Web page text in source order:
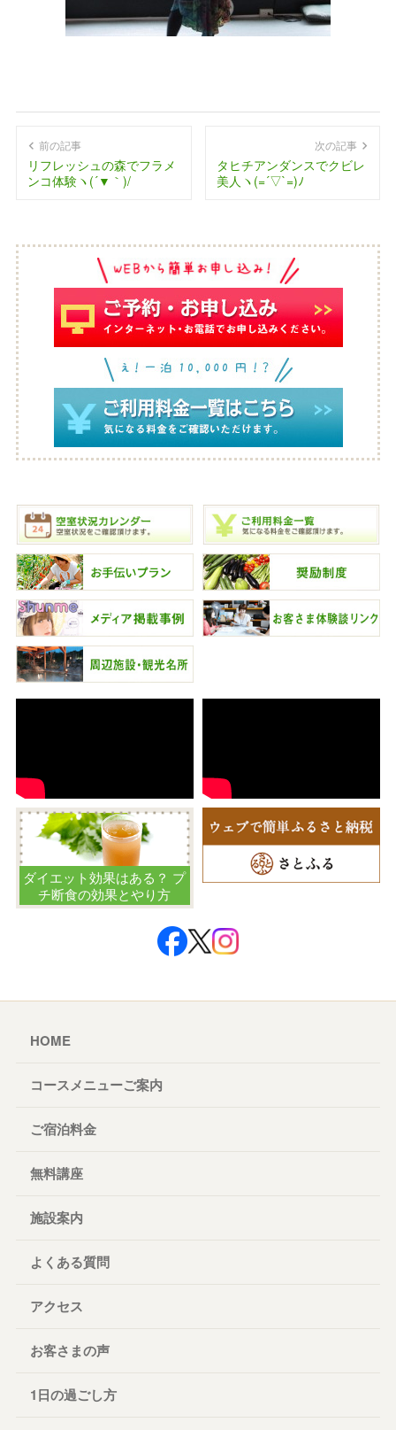
前の記事
リフレッシュの森でフラメ
ンコ体験ヽ(´▼｀)/
次の記事
タヒチアンダンスでクビレ
美人ヽ(=´▽`=)ﾉ
ダイエット効果はある？ プ
チ断食の効果とやり方
HOME
コースメニューご案内
ご宿泊料金
無料講座
施設案内
よくある質問
アクセス
お客さまの声
1日の過ごし方